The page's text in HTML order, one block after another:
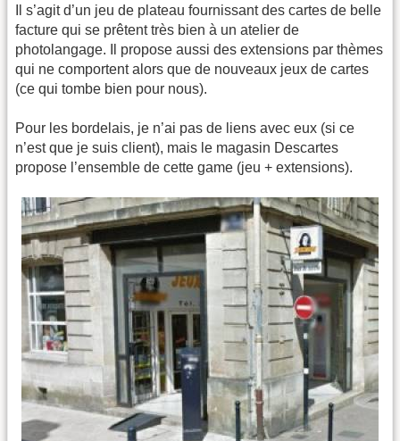
Il s’agit d’un jeu de plateau fournissant des cartes de belle
facture qui se prêtent très bien à un atelier de
photolangage. Il propose aussi des extensions par thèmes
qui ne comportent alors que de nouveaux jeux de cartes
(ce qui tombe bien pour nous).
Pour les bordelais, je n’ai pas de liens avec eux (si ce
n’est que je suis client), mais le magasin Descartes
propose l’ensemble de cette game (jeu + extensions).